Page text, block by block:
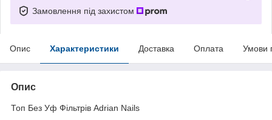
Замовлення під захистом
Опис Характеристики Доставка Оплата Умови
Опис
Топ Без Уф Фільтрів Adrian Nails